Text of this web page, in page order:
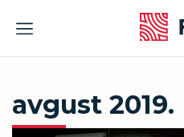
content
avgust 2019.